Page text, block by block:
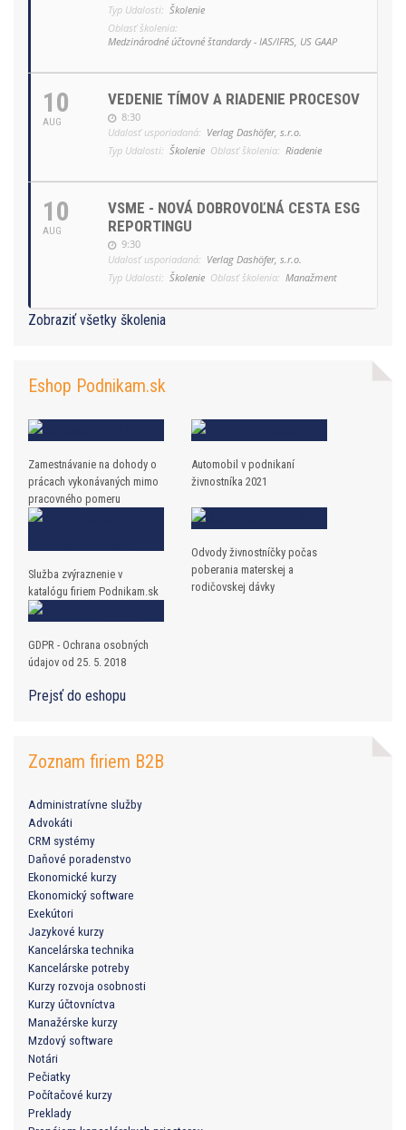
Typ Udalosti: Školenie
Oblasť školenia:
Medzinárodné účtovné štandardy - IAS/IFRS, US GAAP
10
AUG
VEDENIE TÍMOV A RIADENIE PROCESOV
8:30
Udalosť usporiadaná: Verlag Dashöfer, s.r.o.
Typ Udalosti: Školenie Oblasť školenia: Riadenie
10
AUG
VSME - NOVÁ DOBROVOĽNÁ CESTA ESG
REPORTINGU
9:30
Udalosť usporiadaná: Verlag Dashöfer, s.r.o.
Typ Udalosti: Školenie Oblasť školenia: Manažment
Zobraziť všetky školenia
Eshop Podnikam.sk
Zamestnávanie na dohody o
prácach vykonávaných mimo
pracovného pomeru
Automobil v podnikaní
živnostníka 2021
Služba zvýraznenie v
katalógu firiem Podnikam.sk
Odvody živnostníčky počas
poberania materskej a
rodičovskej dávky
GDPR - Ochrana osobných
údajov od 25. 5. 2018
Prejsť do eshopu
Zoznam firiem B2B
Administratívne služby
Advokáti
CRM systémy
Daňové poradenstvo
Ekonomické kurzy
Ekonomický software
Exekútori
Jazykové kurzy
Kancelárska technika
Kancelárske potreby
Kurzy rozvoja osobnosti
Kurzy účtovníctva
Manažérske kurzy
Mzdový software
Notári
Pečiatky
Počítačové kurzy
Preklady